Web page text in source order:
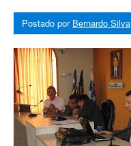
Postado por Bernardo Silva